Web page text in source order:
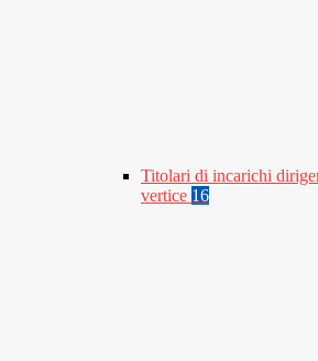
Titolari di incarichi
vertice 16